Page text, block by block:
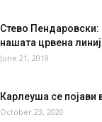
Стево
нашата црвена
June 21, 2019
Карлеуша се појави
October 23, 2020